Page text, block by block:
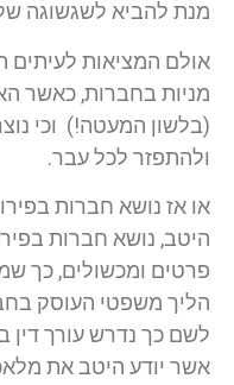
מנת להביא לשגשוגה
אולם המציאות
מניות בחברות, כאשר
(בלשון המעטה!) וכי
ולהתפזר לכל עבר.
או אז נושא חברות
היטב, נושא חברות
פרטים ומכשולים, כך
הליך משפטי העוסק
לשם כך נדרש עורך דין
אשר יודע היטב את